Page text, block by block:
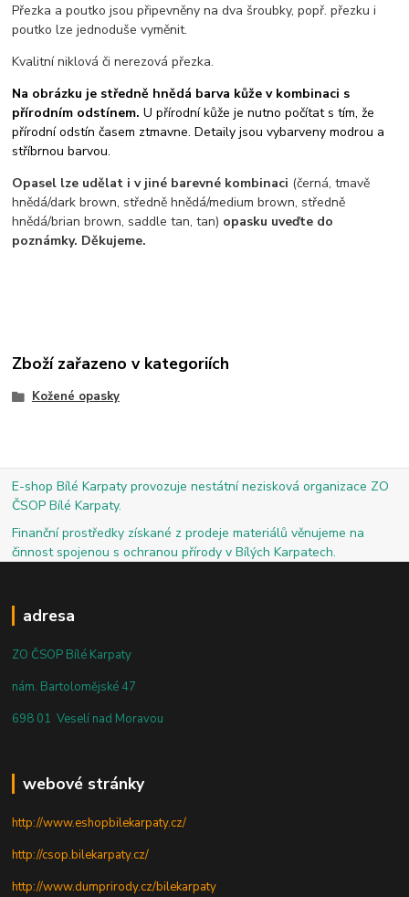
Přezka a poutko jsou připevněny na dva šroubky, popř. přezku i
poutko lze jednoduše vyměnit.
Kvalitní niklová či nerezová přezka.
Na obrázku je středně hnědá barva kůže v kombinaci s
přírodním odstínem.U přírodní kůže je nutno počítat s tím, že
přírodní odstín časem ztmavne. Detaily jsou vybarveny modrou a
stříbrnou barvou.
Opasel lze udělat i v jiné barevné kombinaci (černá, tmavě
hnědá/dark brown, středně hnědá/medium brown, středně
hnědá/brian brown, saddle tan, tan) opasku uveďte do
poznámky. Děkujeme.
Zboží zařazeno v kategoriích
Kožené opasky
E-shop Bílé Karpaty provozuje nestátní nezisková organizace ZO
ČSOP Bílé Karpaty.
Finanční prostředky získané z prodeje materiálů věnujeme na
činnost spojenou s ochranou přírody v Bílých Karpatech.
adresa
ZO ČSOP Bílé Karpaty
nám. Bartolomějské 47
698 01 Veselí nad Moravou
webové stránky
http://www.eshopbilekarpaty.cz/
http://csop.bilekarpaty.cz/
http://www.dumprirody.cz/bilekarpaty